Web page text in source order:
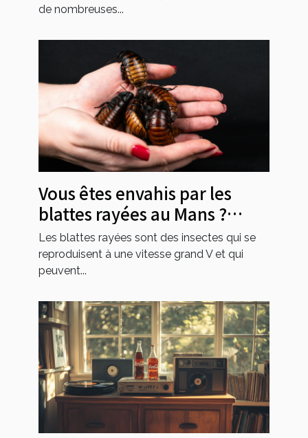
de nombreuses...
Vous êtes envahis par les
blattes rayées au Mans ?
Contactez Sherlock Détecte !
Les blattes rayées sont des insectes qui se
reproduisent à une vitesse grand V et qui
peuvent...